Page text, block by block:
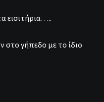
εισιτήρια…..
στο γήπεδο με το ίδιο